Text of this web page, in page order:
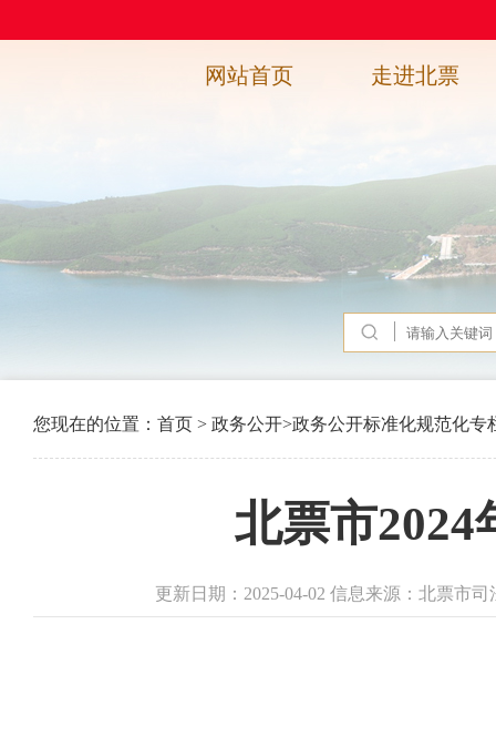
网站首页 走进北票
您现在的位置： 首页 > 政务公开>政务公开标准化规范化专
北票市
更新日期：2025-04-02 信息来源：北票市